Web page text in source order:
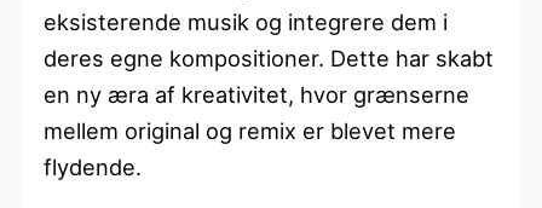
eksisterende musik og integrere dem i
deres egne kompositioner. Dette har skabt
en ny æra af kreativitet, hvor grænserne
mellem original og remix er blevet mere
flydende.